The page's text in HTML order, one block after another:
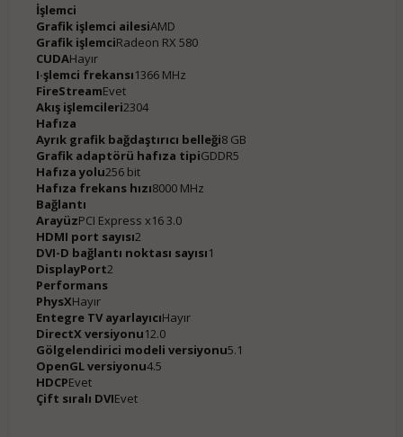
İşlemci
Grafik işlemci ailesiAMD
Grafik işlemciRadeon RX 580
CUDAHayır
I·şlemci frekansı1366 MHz
FireStreamEvet
Akış işlemcileri2304
Hafıza
Ayrık grafik bağdaştırıcı belleği8 GB
Grafik adaptörü hafıza tipiGDDR5
Hafıza yolu256 bit
Hafıza frekans hızı8000 MHz
Bağlantı
ArayüzPCI Express x16 3.0
HDMI port sayısı2
DVI-D bağlantı noktası sayısı1
DisplayPort2
Performans
PhysXHayır
Entegre TV ayarlayıcıHayır
DirectX versiyonu12.0
Gölgelendirici modeli versiyonu5.1
OpenGL versiyonu4.5
HDCPEvet
Çift sıralı DVIEvet